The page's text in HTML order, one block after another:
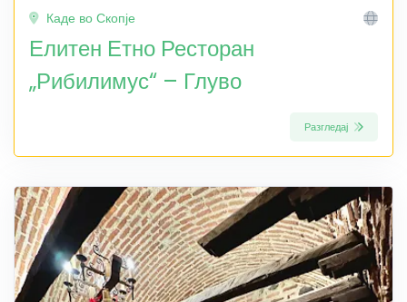
Каде во Скопје
Елитен Етно Ресторан
„Рибилимус“ – Глуво
Разгледај